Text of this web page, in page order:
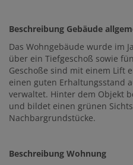
Beschreibung Gebäude
Das Wohngebäude wurde im
über ein Tiefgeschoß sowie
Geschoße sind mit einem Lift
einen guten Erhaltungsstand
verwaltet. Hinter dem Objekt
und bildet einen grünen
Nachbargrundstücke.
Beschreibung Wohnung